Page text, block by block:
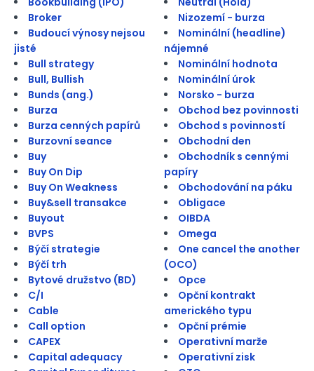
Broker
Budoucí výnosy nejsou
jisté
Bull strategy
Bull, Bullish
Bunds (ang.)
Burza
Burza cenných papírů
Burzovní seance
Buy
Buy On Dip
Buy On Weakness
Buy&sell transakce
Buyout
BVPS
Býčí strategie
Býčí trh
Bytové družstvo (BD)
C/I
Cable
Call option
CAPEX
Capital adequacy
Nizozemí - burza
Nominální (headline)
nájemné
Nominální hodnota
Nominální úrok
Norsko - burza
Obchod bez povinnosti
Obchod s povinností
Obchodní den
Obchodník s cennými
papíry
Obchodování na páku
Obligace
OIBDA
Omega
One cancel the another
(OCO)
Opce
Opční kontrakt
amerického typu
Opční prémie
Operativní marže
Operativní zisk